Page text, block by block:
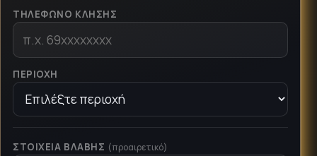
ΤΗΛΈΦΩΝΟ ΚΛΉΣΗΣ
ΠΕΡΙΟΧΉ
ΣΤΟΙΧΕΊΑ ΒΛΆΒΗΣ (προαιρετικό)